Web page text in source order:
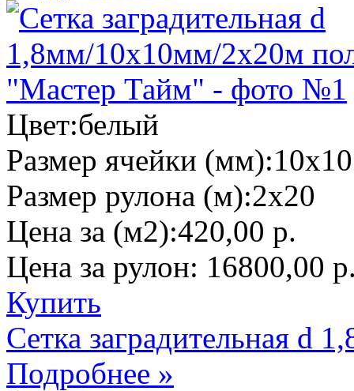
Цвет:белый
Размер ячейки (мм):10х10
Размер рулона (м):2х20
Цена за (м2):420,00 р.
Цена за рулон: 16800,00
Купить
Сетка заградительная d
Подробнее »